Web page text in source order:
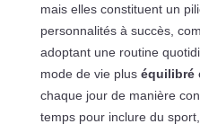
mais elles constituent un
personnalités à succès,
adoptant une routine
mode de vie plus équilibré
chaque jour de manière
temps pour inclure du